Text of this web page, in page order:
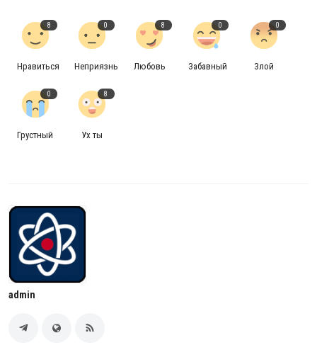
8
Нравиться
0
Неприязнь
8
Любовь
0
Забавный
0
Злой
0
Грустный
8
Ух ты
admin